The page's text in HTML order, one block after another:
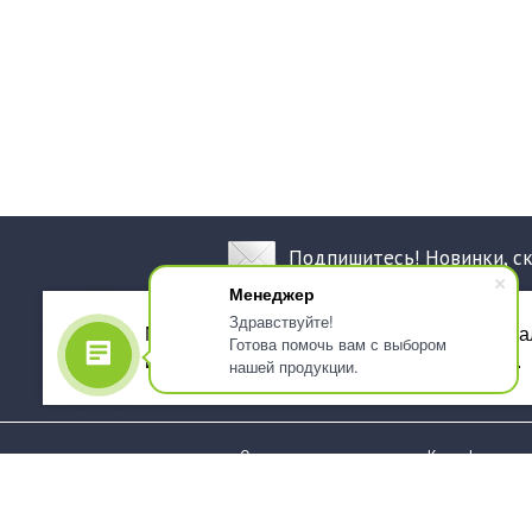
Менеджер
Здравствуйте!
Готова помочь вам с выбором
нашей продукции.
Подпишитесь! Новинки,
О компании
Как оформить
Мы используем файлы cookie, для
использованием сервиса Яндекс.Метрика.